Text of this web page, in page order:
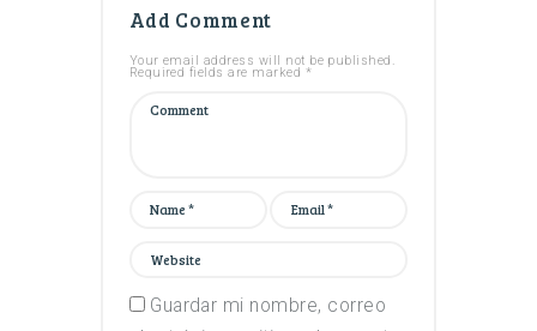
Add Comment
Your email address will not be published.
Required fields are marked *
Guardar mi nombre, correo